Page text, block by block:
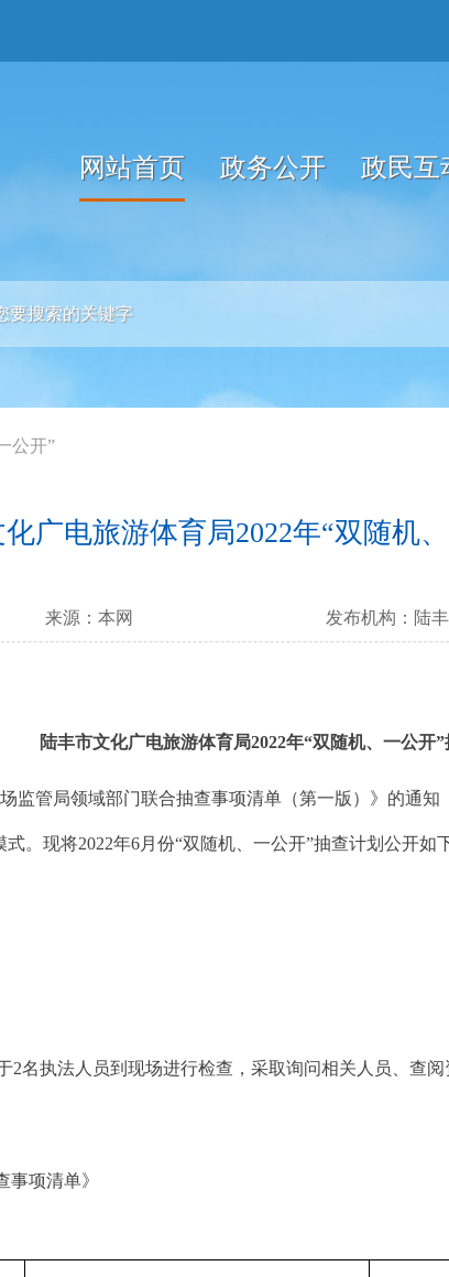
网站首页 政务公开 政民互
公开”
广电旅游体育局2022年“双随机
来源： 本网 发布机构： 陆
陆丰市文化广电旅游体育局2022年“双随机、一公开”
局领域部门联合抽查事项清单（第一版）》的通知
。现将2022年6月份“双随机、一公开”抽查计划公开如
执法人员到现场进行检查，采取询问相关人员、查阅
项清单》